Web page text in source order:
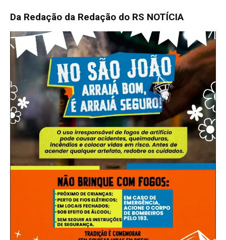
Da Redação da Redação do RS NOTÍCIA